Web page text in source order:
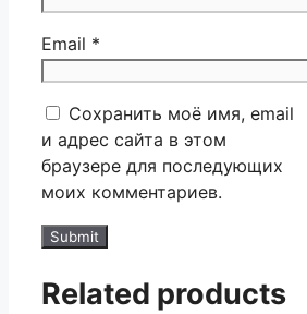
Email *
Сохранить моё имя, email
и адрес сайта в этом
браузере для последующих
моих комментариев.
Related products